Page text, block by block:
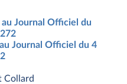
Journal Officiel du
Journal Officiel du 4
Collard